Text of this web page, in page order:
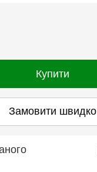
Купити
Замовити швидко